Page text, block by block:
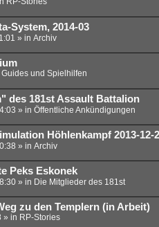
System, 2014-03
» in Archiv
Guides und Spielhilfen
des 181st Assault Battalion
» in Öffentliche Ankündigungen
Höhlenkampf 2013-12-
» in Archiv
Peks Eskonek
» in Die Mitglieder des 181st
zu den Templern (in Arbeit)
» in RP-Stories